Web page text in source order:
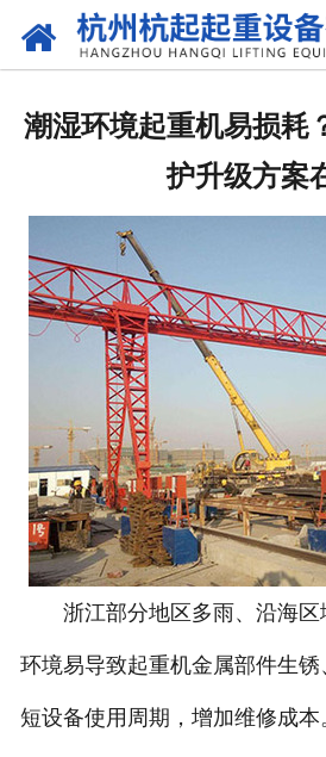
潮湿环境起重机易损耗
护升级方案
浙江部分地区多雨、沿海区
环境易导致起重机金属部件生
短设备使用周期，增加维修成